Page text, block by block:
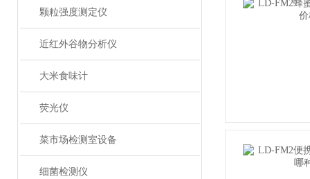
颗粒强度测定仪
近红外谷物分析仪
大米食味计
荧光仪
菜市场检测室设备
细菌检测仪